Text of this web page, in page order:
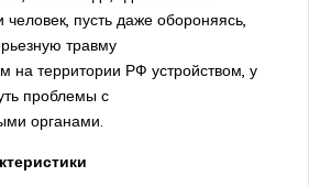
пусть даже обороняясь,
травму
на территории РФ устройством, у
проблемы с
органами.